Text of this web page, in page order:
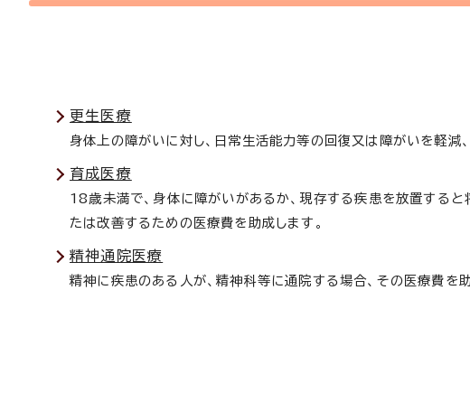
更生医療
身体上の障がいに対し、日常生活能力等の回復又は障がいを軽減
育成医療
18歳未満で、身体に障がいがあるか、現存する疾患を放置する
たは改善するための医療費を助成します。
精神通院医療
精神に疾患のある人が、精神科等に通院する場合、その医療費を助